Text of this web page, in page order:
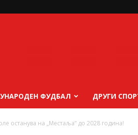
ФУДБАЛ ДРУГИ
останува на „Местаља“ до 2028 година!